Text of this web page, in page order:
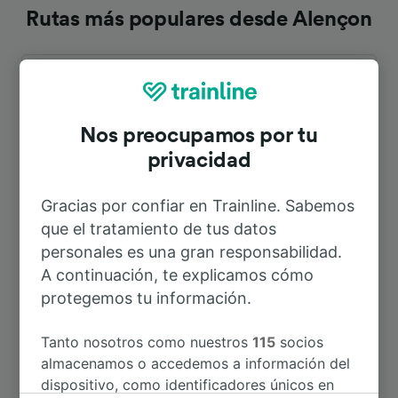
Rutas más populares desde Alençon
A Caen 1h 10min
A Le Mans
A Paris Montparnasse
A Aeropuerto de Paris Charles de
Gaulle
2h 43min
Nos preocupamos por tu
privacidad
Gracias por confiar en Trainline. Sabemos
que el tratamiento de tus datos
personales es una gran responsabilidad.
A continuación, te explicamos cómo
protegemos tu información.
Tanto nosotros como nuestros115 socios
almacenamos o accedemos a información del
dispositivo, como identificadores únicos en